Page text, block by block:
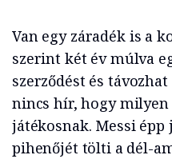
Van egy záradék is a
szerint két év múlva
szerződést és
nincs hír, hogy
játékosnak. Messi
pihenőjét tölti a dél-